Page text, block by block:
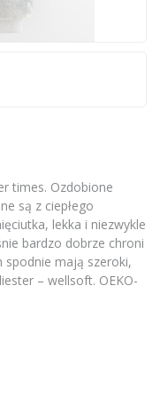
times. Ozdobione
są z ciepłego
lekka i niezwykle
bardzo dobrze chroni
spodnie mają szeroki,
– wellsoft. OEKO-